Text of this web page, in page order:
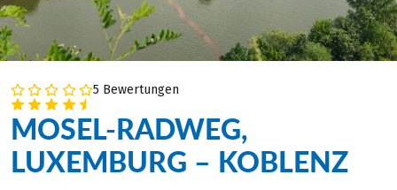
5 Bewertungen
MOSEL-RADWEG,
LUXEMBURG – KOBLENZ